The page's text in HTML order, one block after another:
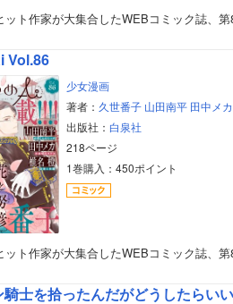
女性写真集
ット作家が大集合したWEBコミック誌
Vol.86
少女漫画
著者： 久世番子 山田南平 田中メカ
出版社： 白泉社
218ページ
1巻購入：450ポイント
ット作家が大集合したWEBコミック誌、
騎士を拾ったんだがどうしたらい